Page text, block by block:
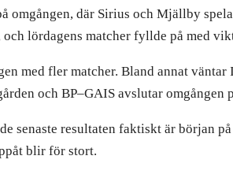
där Sirius och Mjällby
lördagens matcher fyllde på med
med fler matcher. Bland annat
och BP–GAIS avslutar omgången
senaste resultaten faktiskt är början
blir för stort.